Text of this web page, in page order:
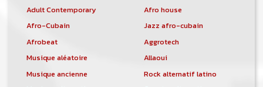
Adult Contemporary
Afro house
Afro-Cubain
Jazz afro-cubain
Afrobeat
Aggrotech
Musique aléatoire
Allaoui
Musique ancienne
Rock alternatif latino